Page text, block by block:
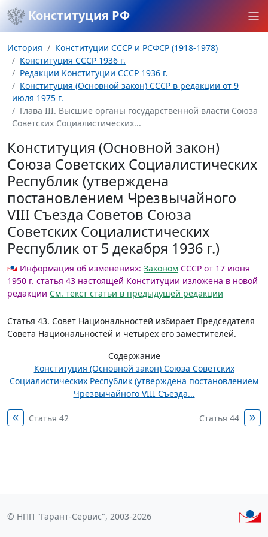
Конституция РФ
История
Конституции СССР и РСФСР (1918-1978)
Конституция СССР 1936 г.
Редакции Конституции СССР 1936 г.
Конституция (Основной закон) СССР в редакции от 9
июля 1975 г.
Глава III. Высшие органы государственной власти Союза
Советских Социалистических...
Конституция (Основной закон)
Союза Советских Социалистических
Республик (утверждена
постановлением Чрезвычайного
VIII Съезда Советов Союза
Советских Социалистических
Республик от 5 декабря 1936 г.)
Информация об изменениях: Законом СССР от 17 июня
1950 г. статья 43 настоящей Конституции изложена в новой
редакции См. текст статьи в предыдущей редакции
Статья 43. Совет Национальностей избирает Председателя
Совета Национальностей и четырех его заместителей.
Содержание
Конституция (Основной закон) Союза Советских
Социалистических Республик (утверждена постановлением
Чрезвычайного VIII Съезда...
Статья 42 Статья 44
© НПП "Гарант-Сервис", 2003-2026